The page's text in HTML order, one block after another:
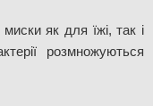
миски як для їжі, так і
розмножуються